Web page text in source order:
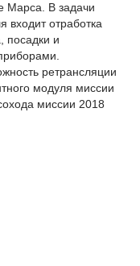
Марса. В задачи
входит отработка
посадки и
ретрансляции
модуля миссии
миссии 2018